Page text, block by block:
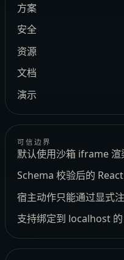
方案
安全
资源
文档
演示
可信边界
默认使用沙箱 iframe 渲
Schema 校验后的
宿主动作只能通过显式
支持绑定到 localhost